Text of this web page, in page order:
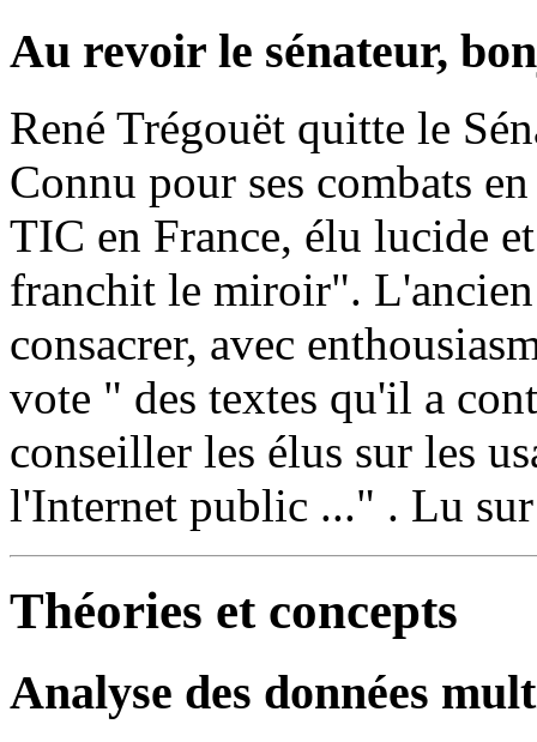
Au revoir le sénateur,
René Trégouët quitte le
Connu pour ses combats
TIC en France, élu lucide
franchit le miroir". L'ancien
consacrer, avec
vote " des textes qu'il a
conseiller les élus sur les
l'Internet public ..." . Lu
Théories et concepts
Analyse des données